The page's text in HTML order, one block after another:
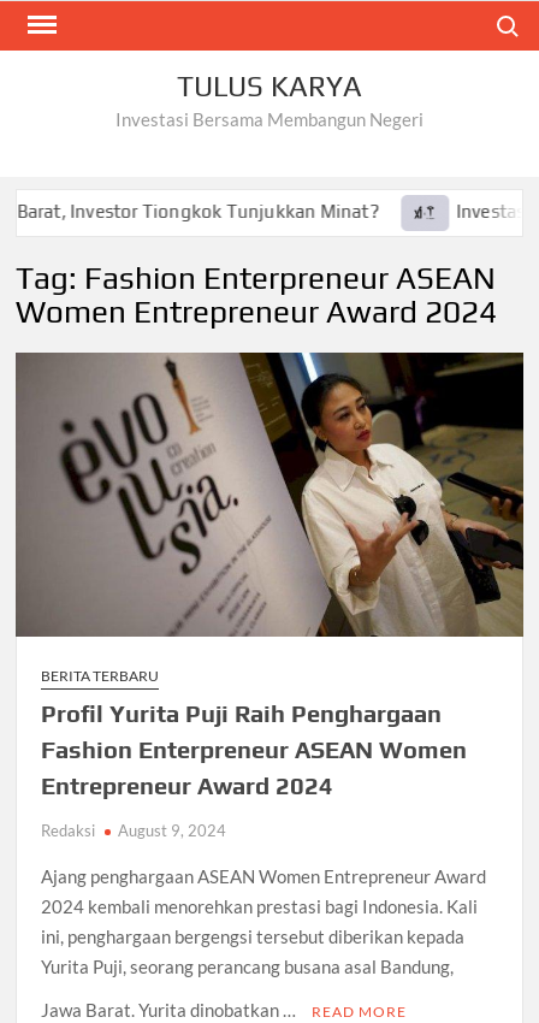
Skip
TULUS KARYA
Investasi Bersama Membangun Negeri
Investor Tiongkok Tunjukkan Minat? Investasi
Tag: Fashion Enterpreneur ASEAN
Women Entrepreneur Award 2024
BERITA TERBARU
Profil Yurita Puji Raih Penghargaan
Fashion Enterpreneur ASEAN Women
Entrepreneur Award 2024
Redaksi August 9, 2024
Ajang penghargaan ASEAN Women Entrepreneur Award
2024 kembali menorehkan prestasi bagi Indonesia. Kali
ini, penghargaan bergengsi tersebut diberikan kepada
Yurita Puji, seorang perancang busana asal Bandung,
Jawa Barat. Yurita dinobatkan …
READ MORE